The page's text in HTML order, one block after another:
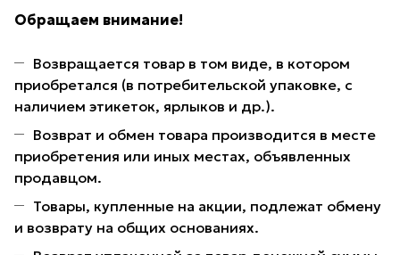
Обращаем внимание!
Возвращается товар в том виде, в котором
приобретался (в потребительской упаковке, с
наличием этикеток, ярлыков и др.).
Возврат и обмен товара производится в месте
приобретения или иных местах, объявленных
продавцом.
Товары, купленные на акции, подлежат обмену
и возврату на общих основаниях.